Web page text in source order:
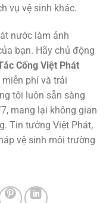
vụ vệ sinh khác.
nước làm ảnh
bạn. Hãy chủ động
Cống Việt Phát
phí và trải
tôi luôn sẵn sàng
mang lại không gian
Tin tưởng Việt Phát,
vệ sinh môi trường